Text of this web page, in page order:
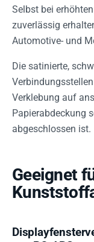
Selbst bei
zuverlässig
Automotive- und
Die satinierte,
Verklebung auf
Papierabdeckung
abgeschlossen ist.
Geeignet